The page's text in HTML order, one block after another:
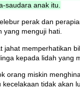
saudara anak itu.
perak dan
yang menguji hati.
jahat memperhatikan
kepada lidah yang
orang miskin
tidak akan